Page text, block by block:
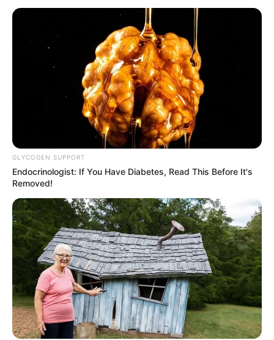
View this post on Instagram
GLYCOGEN SUPPORT
Endocrinologist: If You Have Diabetes, Read This Before It's
Removed!